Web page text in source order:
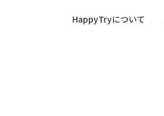
HappyTryについて